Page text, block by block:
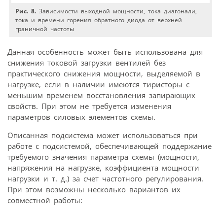
Рис. 8. Зависимости выходной мощности, тока диагонали,
тока и времени горения обратного диода от верхней
граничной частоты
Данная особенность может быть использована для
снижения токовой загрузки вентилей без
практического снижения мощности, выделяемой в
нагрузке, если в наличии имеются тиристоры с
меньшим временем восстановления запирающих
свойств. При этом не требуется изменения
параметров силовых элементов схемы.
Описанная подсистема может использоваться при
работе с подсистемой, обеспечивающей поддержание
требуемого значения параметра схемы (мощности,
напряжения на нагрузке, коэффициента мощности
нагрузки и т. д.) за счет частотного регулирования.
При этом возможны несколько вариантов их
совместной работы: